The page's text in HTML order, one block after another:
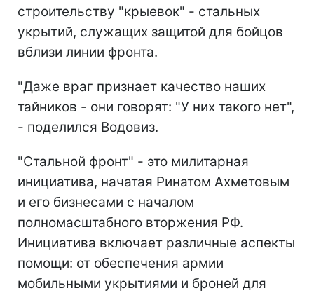
строительству "крыевок" - стальных
укрытий, служащих защитой для бойцов
вблизи линии фронта.
"Даже враг признает качество наших
тайников - они говорят: "У них такого нет",
- поделился Водовиз.
"Стальной фронт" - это милитарная
инициатива, начатая Ринатом Ахметовым
и его бизнесами с началом
полномасштабного вторжения РФ.
Инициатива включает различные аспекты
помощи: от обеспечения армии
мобильными укрытиями и броней для